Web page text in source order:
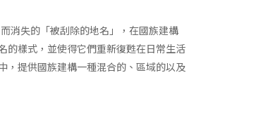
消失的「被刮除的地名」，在國族建構
的樣式，並使得它們重新復甦在日常生活
，提供國族建構一種混合的、區域的以及